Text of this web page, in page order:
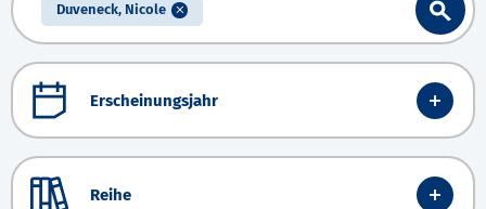
Duveneck, Nicole
Erscheinungsjahr
Reihe